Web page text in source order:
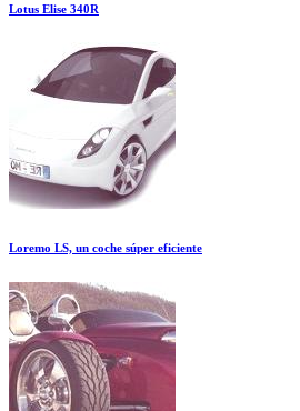
Lotus Elise 340R
Loremo LS, un coche súper eficiente